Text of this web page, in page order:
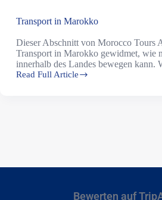
Transport in Marokko
Dieser Abschnitt von Morocco Tours
Transport in Marokko gewidmet, wie
innerhalb des Landes bewegen kann.
Read Full Article
Bewerten auf